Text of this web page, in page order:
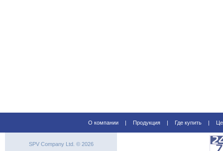
О компании | Продукция | Где купить |
SPV Company Ltd. © 2026